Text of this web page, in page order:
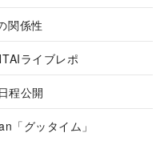
関係性
ライブレポ
程公開
「グッタイム」